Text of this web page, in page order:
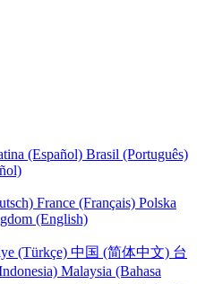
(Español) Brasil (Português)
France (Français) Polska
(English)
(Türkçe) 中国 (简体中文) 台
Malaysia (Bahasa